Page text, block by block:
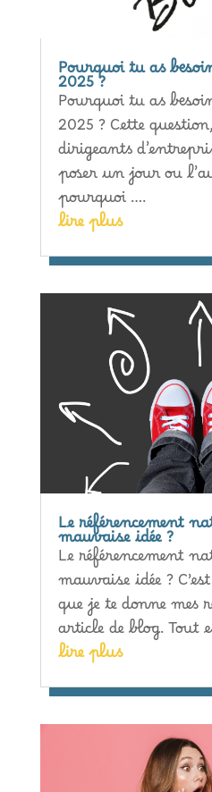
Pourquoi tu as
2025 ?
Pourquoi tu as
2025 ? Cette
dirigeants
poser un jour ou
pourquoi ….
lire plus
Le référencement
mauvaise idée ?
Le référencement
mauvaise idée ?
que je te donne mes
article de blog. Tout
lire plus